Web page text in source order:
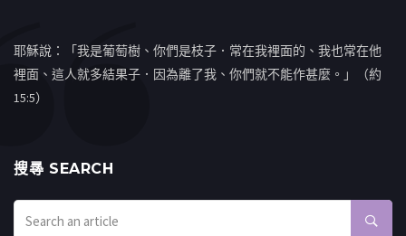
耶穌說：「我是葡萄樹、你們是枝子．常在我裡面的、我也常在他
裡面、這人就多結果子．因為離了我、你們就不能作甚麼。」（約
15:5）
搜㝷 SEARCH